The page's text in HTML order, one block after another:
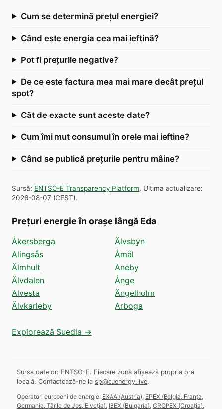
Cum se determină prețul energiei?
Când este energia cea mai ieftină?
Pot fi prețurile negative?
De ce este factura mea mai mare decât prețul
spot?
Cât de exacte sunt aceste date?
Cum îmi mut consumul în orele mai ieftine?
Când se publică prețurile pentru mâine?
Sursă: ENTSO-E Transparency Platform. Ultima actualizare:
2026-08-07 (CEST).
Prețuri energie în orașe lângă Eda
Åkersberga
Alingsås
Älmhult
Älvdalen
Alvesta
Älvkarleby
Älvsbyn
Åmål
Aneby
Ånge
Ängelholm
Arboga
Explorează Suedia →
Sursa datelor: ENTSO-E. Fiecare zonă afișează propria oră
locală. Contactează-ne la sp@euenergy.live.
Operatori europeni de energie: EXAA (Austria) EPEX (Belgia, Franța,
Germania, Țările de Jos, Elveția) IBEX (Bulgaria) CROPEX (Croația)